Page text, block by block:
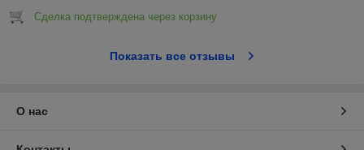
Сделка подтверждена через корзину
Показать все отзывы
О нас